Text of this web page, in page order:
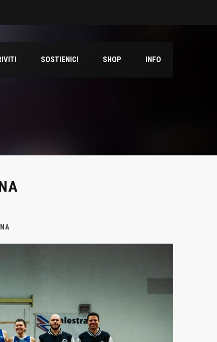
SOSTIENICI SHOP INFO